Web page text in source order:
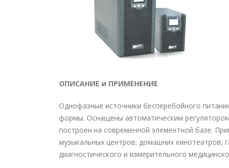
ОПИСАНИЕ и ПРИМЕНЕНИЕ
Однофазные источники бесперебойного
формы. Оснащены автоматическим
построен на современной элементной базе.
музыкальных центров, домашних кинотеатров,
диагностического и измерительного